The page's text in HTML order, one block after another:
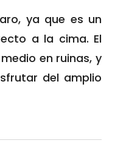
ya que es un
a la cima. El
en ruinas, y
del amplio